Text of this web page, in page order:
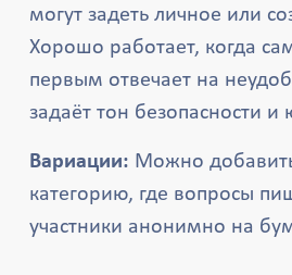
могут задеть личное или
Хорошо работает, когда
первым отвечает на
задаёт тон безопасности
Вариации: Можно
категорию, где вопросы
участники анонимно на